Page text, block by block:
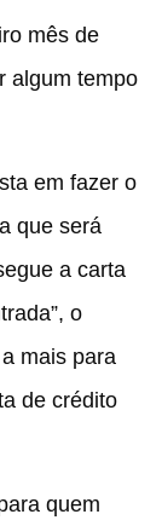
mês de
algum tempo
em fazer o
que será
a carta
o
mais para
de crédito
quem